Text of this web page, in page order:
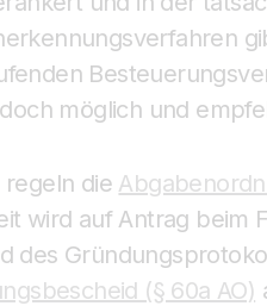
möglich und
regeln die
wird auf Antrag beim
des
(§ 60a AO)